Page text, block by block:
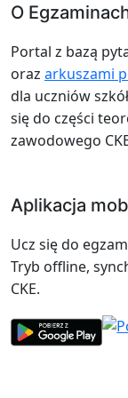
O
Portal z bazą
oraz arkuszami
dla uczniów
się do części
zawodowego
Aplikacja
Ucz się do
Tryb offline,
CKE.